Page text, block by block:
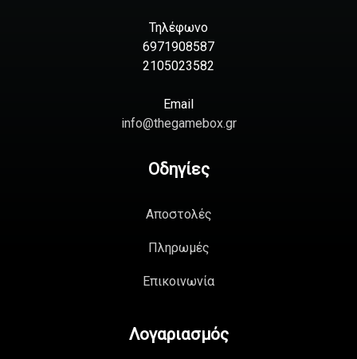
Τηλέφωνο
6971908587
2105023582
Email
info@thegamebox.gr
Οδηγίες
Αποστολές
Πληρωμές
Επικοινωνία
Λογαριασμός